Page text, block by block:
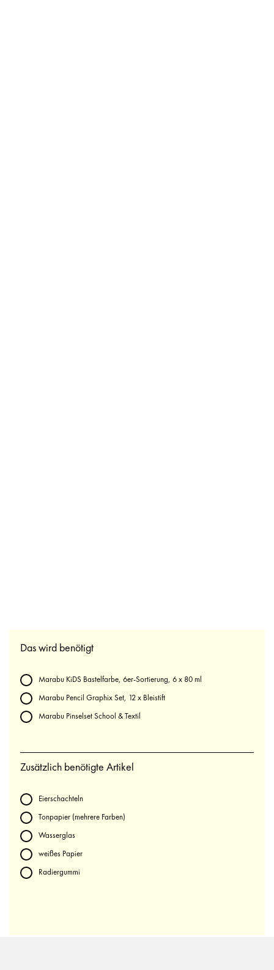
Das wird benötigt
Marabu KiDS Bastelfarbe, 6er-Sortierung, 6 x 80 ml
Marabu Pencil Graphix Set, 12 x Bleistift
Marabu Pinselset School & Textil
Zusätzlich benötigte Artikel
Eierschachteln
Tonpapier (mehrere Farben)
Wasserglas
weißes Papier
Radiergummi